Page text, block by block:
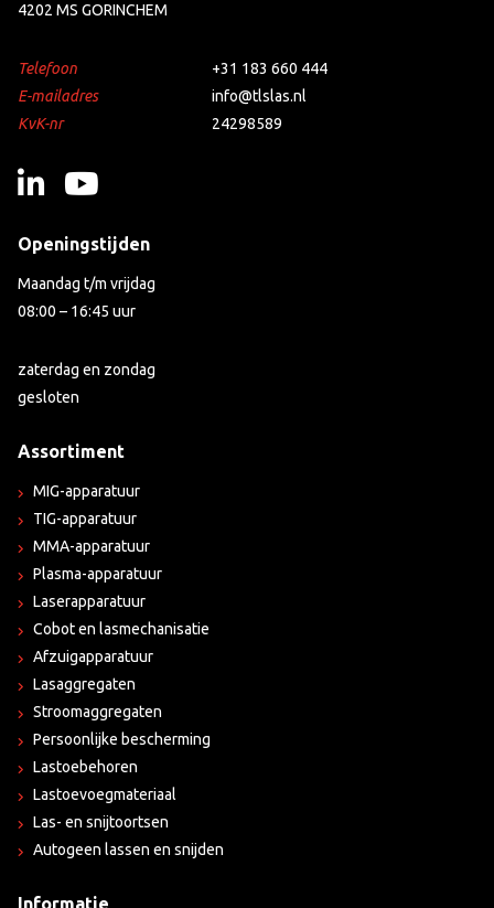
4202 MS GORINCHEM
Telefoon
+31 183 660 444
E-mailadres
info@tlslas.nl
KvK-nr
24298589
Openingstijden
Maandag t/m vrijdag
08:00 – 16:45 uur
zaterdag en zondag
gesloten
Assortiment
MIG-apparatuur
TIG-apparatuur
MMA-apparatuur
Plasma-apparatuur
Laserapparatuur
Cobot en lasmechanisatie
Afzuigapparatuur
Lasaggregaten
Stroomaggregaten
Persoonlijke bescherming
Lastoebehoren
Lastoevoegmateriaal
Las- en snijtoortsen
Autogeen lassen en snijden
Informatie